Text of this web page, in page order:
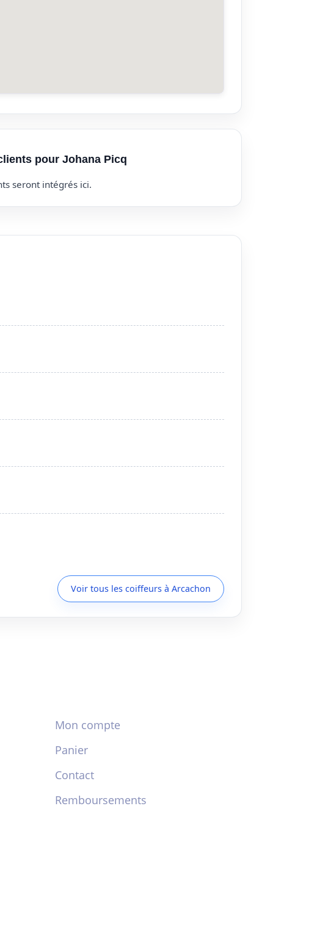
pour Johana Picq
seront intégrés ici.
Voir tous les coiffeurs à Arcachon
Mon compte
Panier
Contact
Remboursements